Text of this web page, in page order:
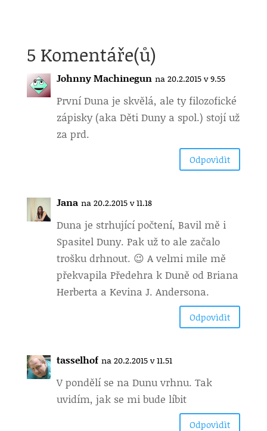
5 Komentáře(ů)
Johnny Machinegun na 20.2.2015 v 9.55
První Duna je skvělá, ale ty filozofické
zápisky (aka Děti Duny a spol.) stojí už
za prd.
Odpovìdìt
Jana na 20.2.2015 v 11.18
Duna je strhující počtení, Bavil mě i
Spasitel Duny. Pak už to ale začalo
trošku drhnout. 😉 A velmi mile mě
překvapila Předehra k Duně od Briana
Herberta a Kevina J. Andersona.
Odpovìdìt
tasselhof na 20.2.2015 v 11.51
V pondělí se na Dunu vrhnu. Tak
uvidím, jak se mi bude líbit
Odpovìdìt